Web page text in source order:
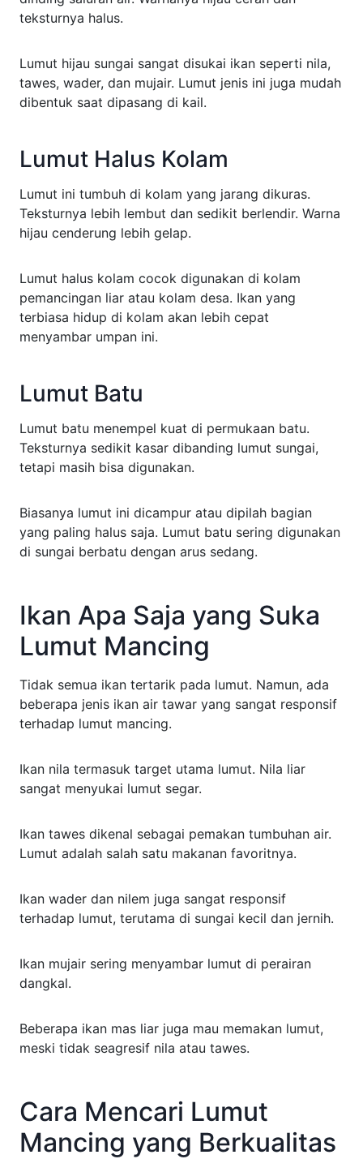
teksturnya halus.
Lumut hijau sungai sangat disukai ikan seperti nila,
tawes, wader, dan mujair. Lumut jenis ini juga mudah
dibentuk saat dipasang di kail.
Lumut Halus Kolam
Lumut ini tumbuh di kolam yang jarang dikuras.
Teksturnya lebih lembut dan sedikit berlendir. Warna
hijau cenderung lebih gelap.
Lumut halus kolam cocok digunakan di kolam
pemancingan liar atau kolam desa. Ikan yang
terbiasa hidup di kolam akan lebih cepat
menyambar umpan ini.
Lumut Batu
Lumut batu menempel kuat di permukaan batu.
Teksturnya sedikit kasar dibanding lumut sungai,
tetapi masih bisa digunakan.
Biasanya lumut ini dicampur atau dipilah bagian
yang paling halus saja. Lumut batu sering digunakan
di sungai berbatu dengan arus sedang.
Ikan Apa Saja yang Suka
Lumut Mancing
Tidak semua ikan tertarik pada lumut. Namun, ada
beberapa jenis ikan air tawar yang sangat responsif
terhadap lumut mancing.
Ikan nila termasuk target utama lumut. Nila liar
sangat menyukai lumut segar.
Ikan tawes dikenal sebagai pemakan tumbuhan air.
Lumut adalah salah satu makanan favoritnya.
Ikan wader dan nilem juga sangat responsif
terhadap lumut, terutama di sungai kecil dan jernih.
Ikan mujair sering menyambar lumut di perairan
dangkal.
Beberapa ikan mas liar juga mau memakan lumut,
meski tidak seagresif nila atau tawes.
Cara Mencari Lumut
Mancing yang Berkualitas